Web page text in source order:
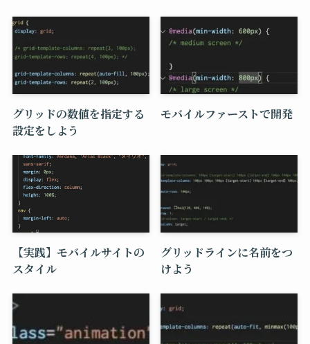
グリッドの数値を指定する
設定をしよう
モバイルファーストで開発
【実践】モバイルサイトの
スタイル
グリッドラインに名前をつ
けよう